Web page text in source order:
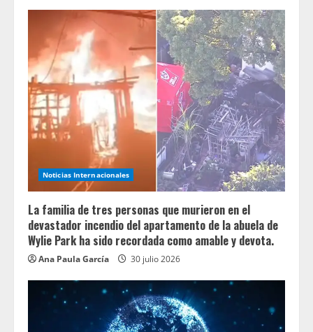
Noticias Internacionales
La familia de tres personas que murieron en el
devastador incendio del apartamento de la abuela de
Wylie Park ha sido recordada como amable y devota.
Ana Paula García 30 julio 2026